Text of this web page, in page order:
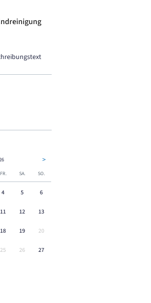
>
FR. SA. SO.
4 5 6
11 12 13
18 19 20
25 26 27